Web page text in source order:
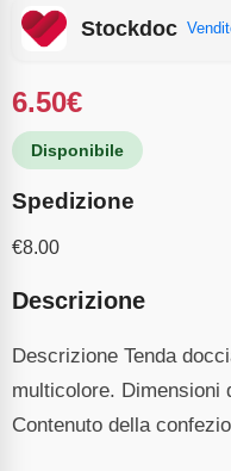
Stockdoc
6.50€
Disponibile
Spedizione
€8.00
Descrizione
Descrizione Tenda
multicolore. Dimensioni
Contenuto della